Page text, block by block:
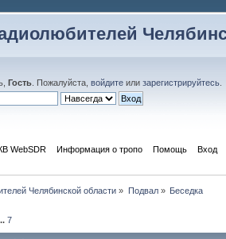
Гость . Пожалуйста, войдите или зарегистрируйтесь
WebSDR Информация о тропо Помощь Вход
Челябинской области » Подвал» Беседка
7